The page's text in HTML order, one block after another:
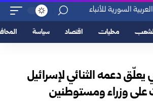
محليات اقتصاد سياسة
يعلّق دعمه الثنائي لإسرائيل
على وزراء ومستوطنين